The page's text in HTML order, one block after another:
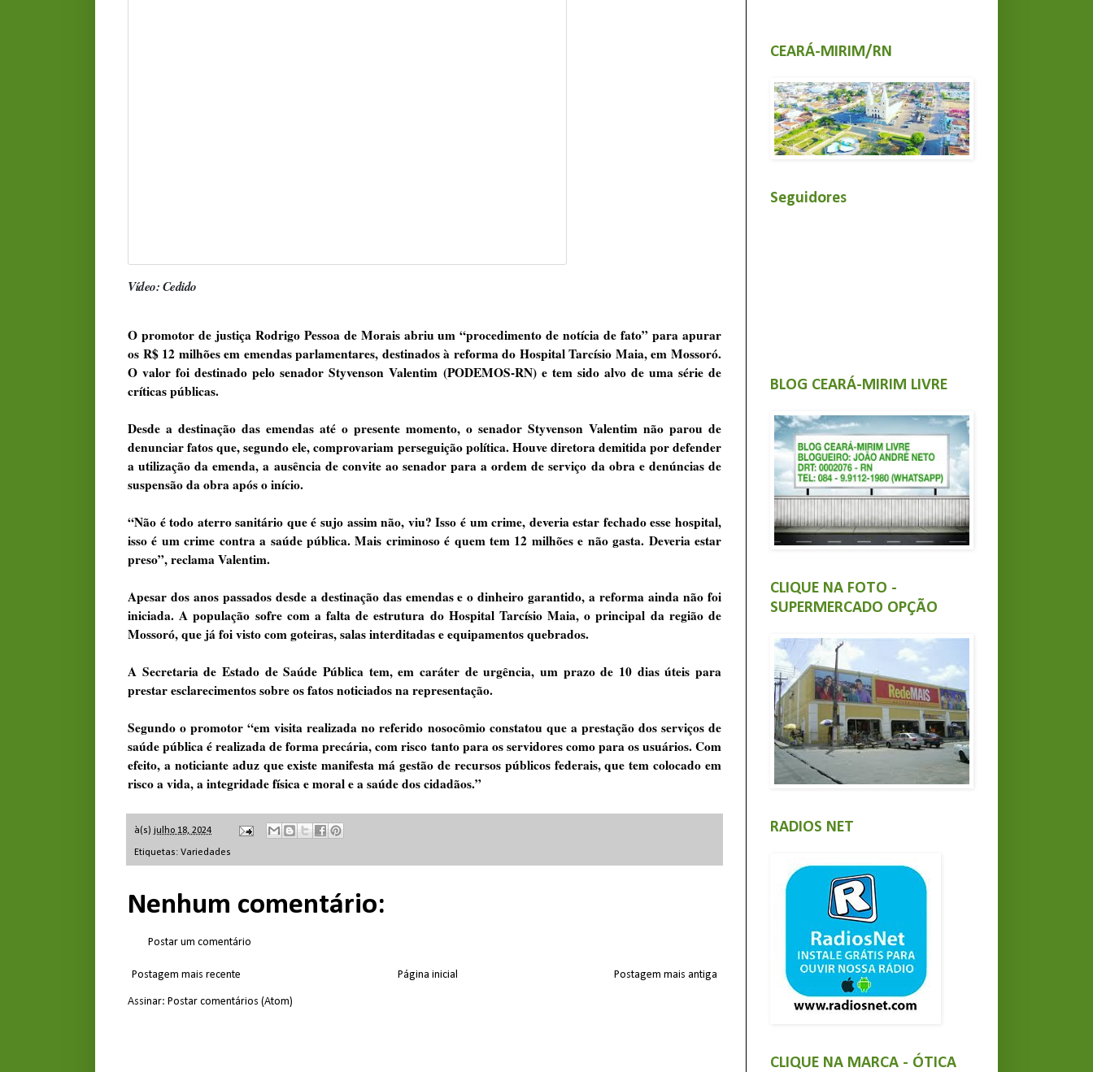
Vídeo: Cedido
O promotor de justiça Rodrigo Pessoa de Morais abriu um “procedimento de notícia de fato” para apurar
os R$ 12 milhões em emendas parlamentares, destinados à reforma do Hospital Tarcísio Maia, em Mossoró.
O valor foi destinado pelo senador Styvenson Valentim (PODEMOS-RN) e tem sido alvo de uma série de
críticas públicas.
Desde a destinação das emendas até o presente momento, o senador Styvenson Valentim não parou de
denunciar fatos que, segundo ele, comprovariam perseguição política. Houve diretora demitida por defender
a utilização da emenda, a ausência de convite ao senador para a ordem de serviço da obra e denúncias de
suspensão da obra após o início.
“Não é todo aterro sanitário que é sujo assim não, viu? Isso é um crime, deveria estar fechado esse hospital,
isso é um crime contra a saúde pública. Mais criminoso é quem tem 12 milhões e não gasta. Deveria estar
preso”, reclama Valentim.
Apesar dos anos passados desde a destinação das emendas e o dinheiro garantido, a reforma ainda não foi
iniciada. A população sofre com a falta de estrutura do Hospital Tarcísio Maia, o principal da região de
Mossoró, que já foi visto com goteiras, salas interditadas e equipamentos quebrados.
A Secretaria de Estado de Saúde Pública tem, em caráter de urgência, um prazo de 10 dias úteis para
prestar esclarecimentos sobre os fatos noticiados na representação.
Segundo o promotor “em visita realizada no referido nosocômio constatou que a prestação dos serviços de
saúde pública é realizada de forma precária, com risco tanto para os servidores como para os usuários. Com
efeito, a noticiante aduz que existe manifesta má gestão de recursos públicos federais, que tem colocado em
risco a vida, a integridade física e moral e a saúde dos cidadãos.”
à(s) julho 18, 2024
Etiquetas: Variedades
Nenhum comentário:
Postar um comentário
Postagem mais recente Postagem mais antiga
Página inicial
Assinar: Postar comentários (Atom)
CEARÁ-MIRIM/RN
Seguidores
BLOG CEARÁ-MIRIM LIVRE
CLIQUE NA FOTO -
SUPERMERCADO OPÇÃO
RADIOS NET
CLIQUE NA MARCA - ÓTICA